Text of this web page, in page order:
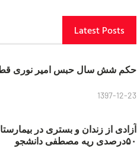
Latest Posts
حکم شش سال حبس امیر نوری
1397-12-23
آزادی از زندان و بستری در
۵۰درصدی ریه مصطفی دانشجو